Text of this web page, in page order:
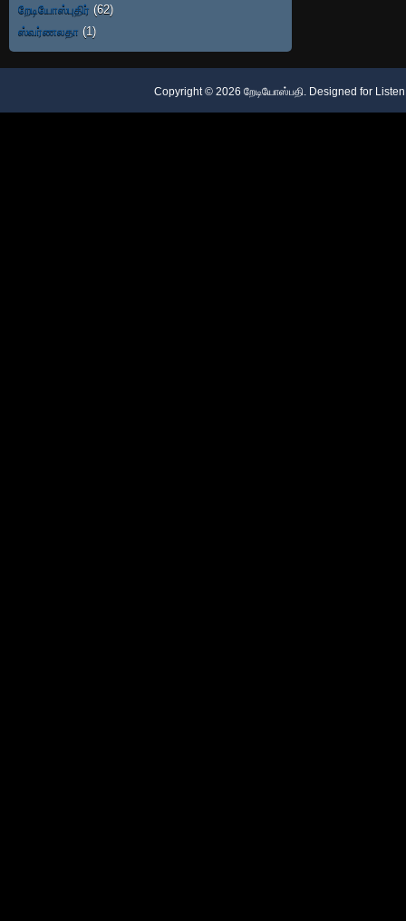
றேடியோஸ்புதிர் (62)
ஸ்வர்ணலதா (1)
Copyright © 2026 றேடியோஸ்பதி. Designed for